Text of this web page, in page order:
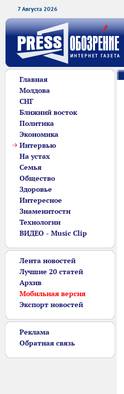
7 Августа 2026
Главная
Молдова
СНГ
Ближний восток
Политика
Экономика
Интервью
На устах
Семья
Общество
Здоровье
Интересное
Знаменитости
Технологии
ВИДЕО - Music Clip
Лента новостей
Лучшие 20 статей
Архив
Мобильная версия
Экспорт новостей
Реклама
Обратная связь